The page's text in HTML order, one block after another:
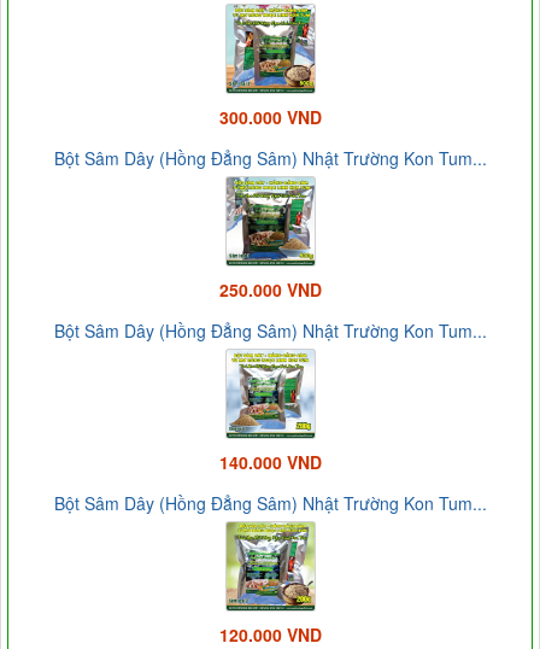
300.000 VND
Bột Sâm Dây (Hồng Đẳng Sâm) Nhật Trường Kon Tum...
250.000 VND
Bột Sâm Dây (Hồng Đẳng Sâm) Nhật Trường Kon Tum...
140.000 VND
Bột Sâm Dây (Hồng Đẳng Sâm) Nhật Trường Kon Tum...
120.000 VND